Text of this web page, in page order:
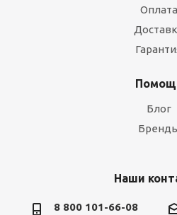
Оплата
Блог
Наши
8 800 101-66-08